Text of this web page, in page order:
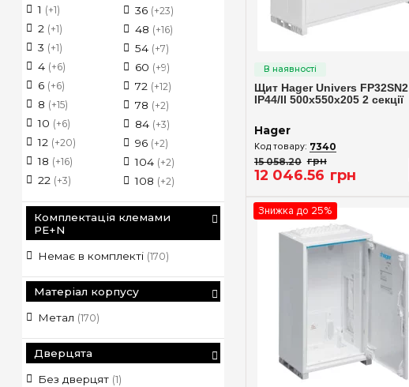
Щит Hager Univers FP32SN2
IP44/II 500x550x205 2 секції
Hager
7340
15 058.20 грн
12 046.56 грн
Знижка до 25%
1 (+1)
2 (+1)
3 (+1)
4 (+6)
6 (+6)
8 (+15)
10 (+6)
12 (+20)
18 (+16)
22 (+3)
36 (+23)
48 (+16)
54 (+7)
60 (+9)
72 (+12)
78 (+2)
84 (+3)
96 (+2)
104 (+2)
108 (+2)
(+2)
(+3)
(+2)
(+2)
(+1)
240(+2)
(+2)
(+1)
Комплектація клемами
PE+N
Немає в комплекті (170)
Матеріал корпусу
Метал (170)
Дверцята
Без дверцят (1)